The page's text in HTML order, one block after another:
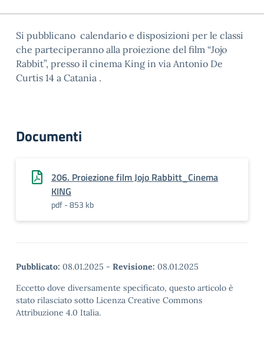
Si pubblicano calendario e disposizioni per le classi
che parteciperanno alla proiezione del film “Jojo
Rabbit”, presso il cinema King in via Antonio De
Curtis 14 a Catania .
Documenti
206. Proiezione film Jojo Rabbitt_Cinema
KING
pdf - 853 kb
Pubblicato: 08.01.2025 - Revisione: 08.01.2025
Eccetto dove diversamente specificato, questo articolo è
stato rilasciato sotto Licenza Creative Commons
Attribuzione 4.0 Italia.